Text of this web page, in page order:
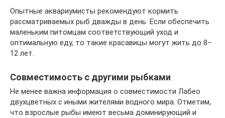
Опытные аквариумисты рекомендуют кормить
рассматриваемых рыб дважды в день. Если обеспечить
маленьким питомцам соответствующий уход и
оптимальную еду, то такие красавицы могут жить до 8–
12 лет.
Совместимость с другими рыбками
Не менее важна информация о совместимости Лабео
двухцветных с иными жителями водного мира. Отметим,
что взрослые рыбы имеют весьма доминирующий и